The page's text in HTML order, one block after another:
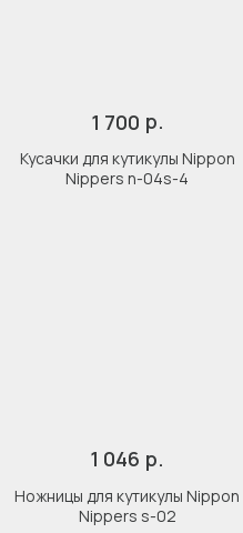
1 700 р.
Кусачки для кутикулы Nippon
Nippers n-04s-4
1 046 р.
Ножницы для кутикулы Nippon
Nippers s-02